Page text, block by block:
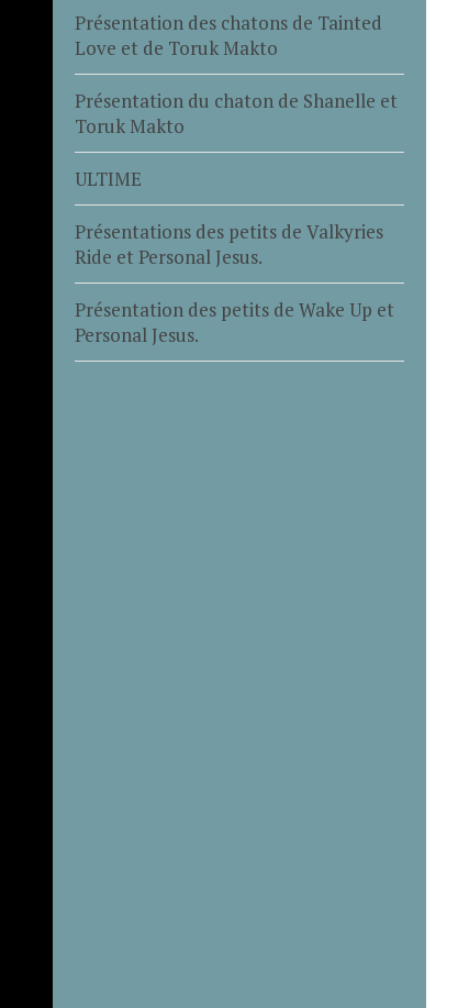
Présentation des chatons de Tainted
Love et de Toruk Makto
Présentation du chaton de Shanelle et
Toruk Makto
ULTIME
Présentations des petits de Valkyries
Ride et Personal Jesus.
Présentation des petits de Wake Up et
Personal Jesus.